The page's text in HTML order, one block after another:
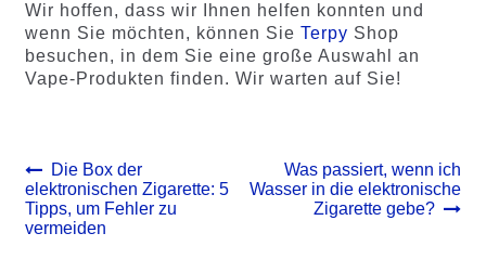
Wir hoffen, dass wir Ihnen helfen konnten und
wenn Sie möchten, können Sie Terpy Shop
besuchen, in dem Sie eine große Auswahl an
Vape-Produkten finden. Wir warten auf Sie!
Beitrags-
Navigation
Vorheriger
Beitrag:
Die Box der
elektronischen Zigarette: 5
Tipps, um Fehler zu
vermeiden
Nächster
Beitrag:
Was passiert, wenn ich
Wasser in die elektronische
Zigarette gebe?